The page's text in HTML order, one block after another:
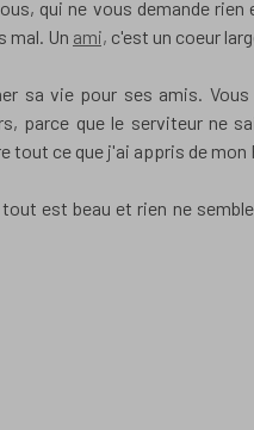
qui ne vous demande
mal. Un ami, c'est un coeur
sa vie pour ses amis.
parce que le serviteur ne
tout ce que j'ai appris de mon
est beau et rien ne